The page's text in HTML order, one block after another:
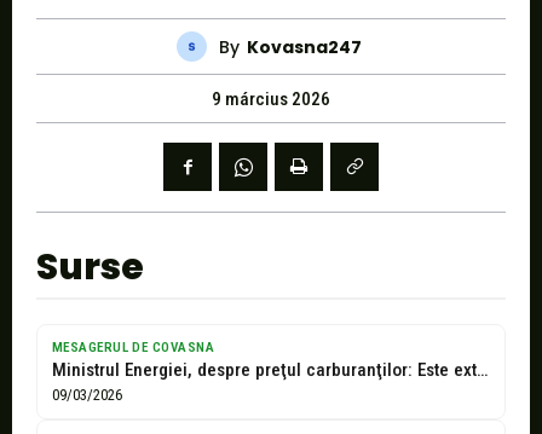
By Kovasna247
9 március 2026
Surse
MESAGERUL DE COVASNA
Ministrul Energiei, despre preţul carburanţilor: Este extrem de important pentru noi să...
09/03/2026